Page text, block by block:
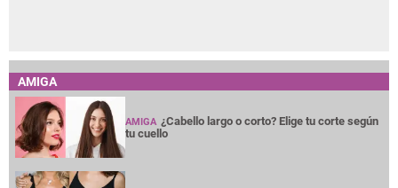
AMIGA
AMIGA ¿Cabello largo o corto? Elige tu corte según
tu cuello